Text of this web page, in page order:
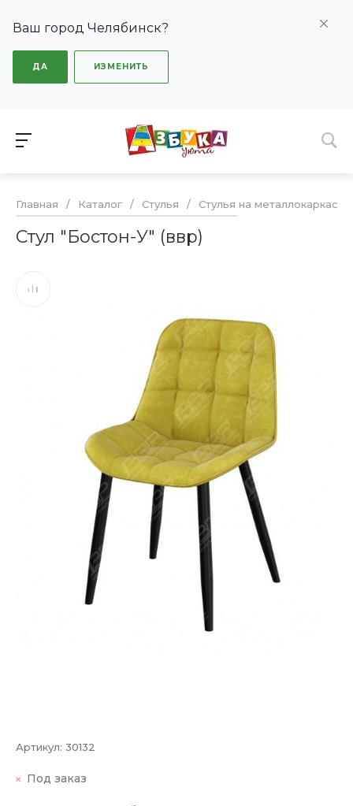
Ваш город Челябинск?
ДА ИЗМЕНИТЬ
Главная / Каталог / Стулья / Стулья на металлокаркасе
Стул "Бостон-У" (ввр)
Артикул: 30132
Под заказ